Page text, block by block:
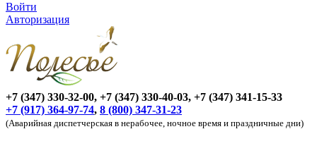
Войти
Авторизация
+7 (347) 330-32-00, +7 (347) 330-40-03, +7 (347) 341-15-33
+7 (917) 364-97-74, 8 (800) 347-31-23
(Аварийная диспетчерская в нерабочее, ночное время и праздничные дни)